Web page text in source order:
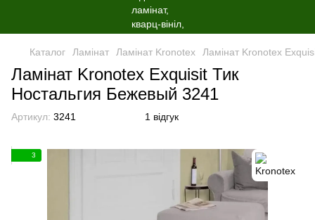
Каталог Ламінат Ламінат Kronotex Ламінат Kronotex
Ламінат Kronotex Exquisit Тик
Ностальгия Бежевый 3241
Артикул: 3241 1 відгук
3